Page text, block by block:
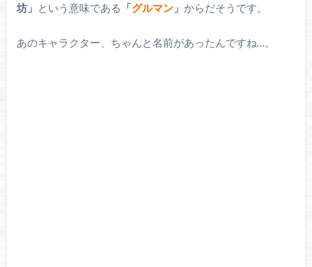
坊」 という意味である 「グルマン」 からだそうです。
あのキャラクター、ちゃんと名前があったんですね…。